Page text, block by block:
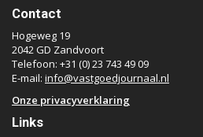
Contact
Hogeweg 19
2042 GD Zandvoort
Telefoon: +31 (0) 23 743 49 09
E-mail: info@vastgoedjournaal.nl
Onze privacyverklaring
Links